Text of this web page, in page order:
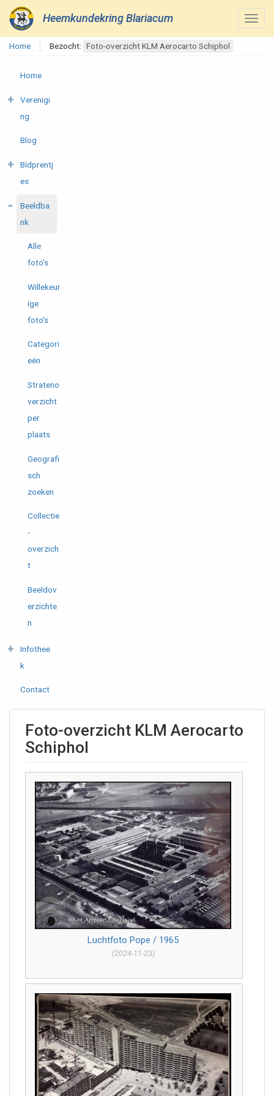
Heemkundekring Blariacum
Home Bezocht: Foto-overzicht KLM Aerocarto Schiphol
Home
Verenigi
ng
Blog
Bidprentj
es
Beeldba
nk
Alle
foto's
Willekeur
ige
foto's
Categori
eën
Strateno
verzicht
per
plaats
Geografi
sch
zoeken
Collectie
-
overzich
t
Beeldov
erzichte
n
Infothee
k
Contact
Foto-overzicht KLM Aerocarto
Schiphol
Luchtfoto Pope / 1965
(2024-11-23)